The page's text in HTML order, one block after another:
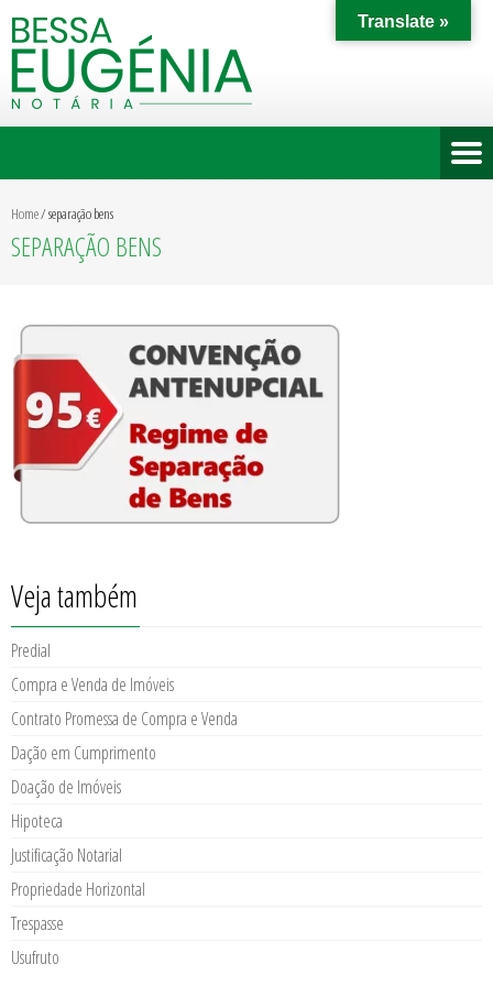
Home/separação bens
SEPARAÇÃO BENS
Veja também
Predial
Compra e Venda de Imóveis
Contrato Promessa de Compra e Venda
Dação em Cumprimento
Doação de Imóveis
Hipoteca
Justificação Notarial
Propriedade Horizontal
Trespasse
Usufruto
Translate »